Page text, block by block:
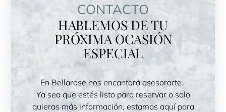
CONTACTO
HABLEMOS DE TU
PRÓXIMA OCASIÓN
ESPECIAL
En Bellarose nos encantará asesorarte.
Ya sea que estés listo para reservar o solo
quieras más información, estamos aquí para